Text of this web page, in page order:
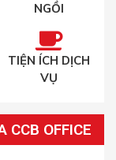
NGỒI
TIỆN ÍCH DỊCH
VỤ
CCB OFFICE